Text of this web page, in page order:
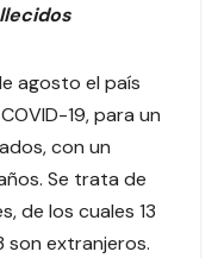
agosto el país
19, para un
con un
Se trata de
de los cuales 13
son extranjeros.